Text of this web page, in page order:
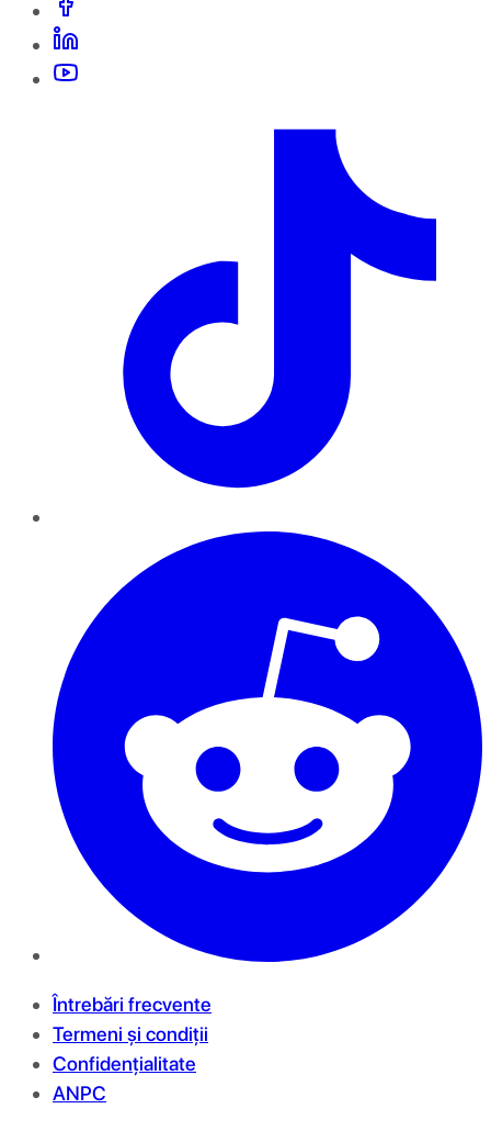
Întrebări frecvente
Termeni și condiții
Confidențialitate
ANPC